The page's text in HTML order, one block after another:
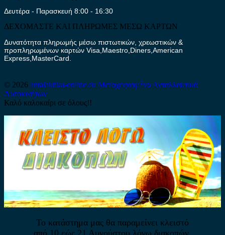
Δευτέρα - Παρασκευή 8:00 - 16:30
ΔΕΧΟΜΑΣΤΕ ΚΑΙ ΠΛΗΡΩΜΕΣ ΜΕΣΩ ΚΑΡΤΩΝ
Δυνατότητα πληρωμής μέσω πιστωτικών, χρεωστικών &
προπληρωμένων καρτών Visa,Maestro,Diners,American
Express,MasterCard.
© 2026 antalaktika-online.eu Μεταχειρισμένα Ανταλλακτικά
Αυτοκινήτων
Καλό καλοκαίρι σε όλους!!
Το κατάστημα μας θα παραμείνει κλειστό